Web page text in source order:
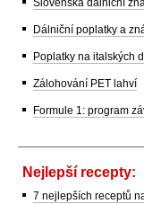
Dálniční poplatky a
Poplatky na italských
Zálohování PET lahví
Formule 1: program
Nejlepší recepty:
7 nejlepších receptů